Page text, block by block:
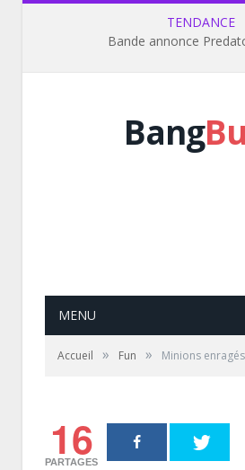
TENDANCE
Bande annonce
Bang
MENU
Accueil » Fun » Minions enragés
16
PARTAGES